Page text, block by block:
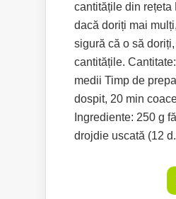
cantitățile din rețeta
dacă doriți mai
sigură că o să
cantitățile.
medii Timp de
dospit, 20 min
Ingrediente: 250 g
drojdie uscată (12